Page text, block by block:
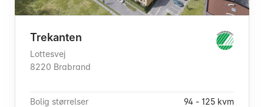
Trekanten
Lottesvej
8220 Brabrand
Bolig størrelser 94 - 125 kvm